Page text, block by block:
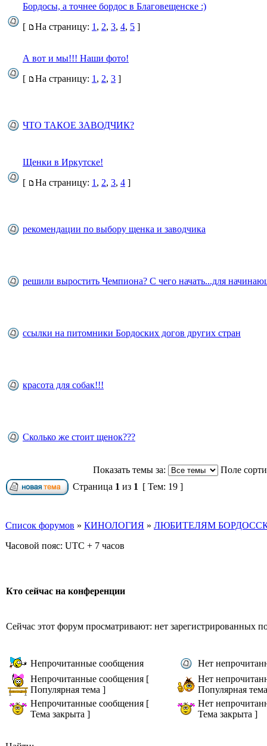
Бордосы, а точнее бордос в Благовещенске :)
[
На страницу: 1 , 2, 3, 4, 5 ]
А вот и мы!!! Наши фото!
[
На страницу: 1 , 2, 3 ]
ЧТО ТАКОЕ ЗАВОДЧИК?
Щенки в Иркутске!
[
На страницу: 1 , 2, 3, 4 ]
рекомендации по выбору щенка и заводчика
решили выростить Чемпиона? С чего начать...для
ссылки на питомники Бордоских догов других стран
красота для собак!!!
Сколько же стоит щенок???
Показать темы за:
Поле
Страница 1 из 1 [ Тем: 19 ]
Список форумов » КИНОЛОГИЯ » ЛЮБИТЕЛЯМ
Часовой пояс: UTC + 7 часов
Кто сейчас на конференции
Сейчас этот форум просматривают: нет зарегистрированных
Непрочитанные сообщения
Нет
Непрочитанные сообщения [
Популярная тема ]
Нет
Популярная
Непрочитанные сообщения [
Тема закрыта ]
Нет
Тема закрыта ]